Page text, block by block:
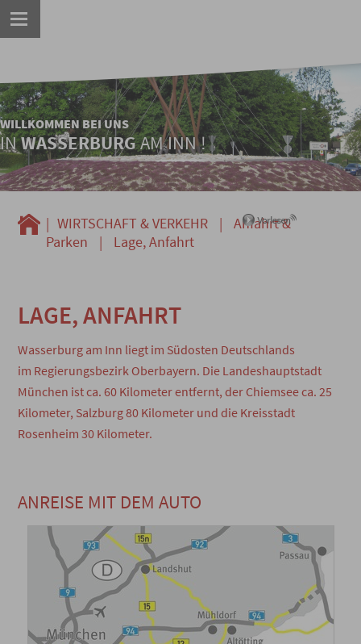
WILLKOMMEN BEI UNS
INWASSERBURGAM INN !
| WIRTSCHAFT & VERKEHR |
Anfahrt &
Parken
| Lage, Anfahrt
LAGE, ANFAHRT
Wasserburg am Inn liegt im Südosten Deutschlands
im Regierungsbezirk Oberbayern. Die Landeshauptstadt
München ist ca. 60 Kilometer entfernt, der Chiemsee ca. 25
Kilometer, Salzburg 80 Kilometer und die Kreisstadt
Rosenheim 30 Kilometer.
ANREISE MIT DEM AUTO